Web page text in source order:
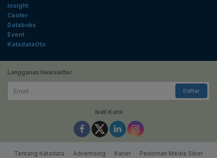
Insight
Center
Databoks
Event
KatadataOto
Langganan Newsletter
Daftar
Ikuti Kami
Tentang Katadata Advertising Karier Pedoman Media Siber